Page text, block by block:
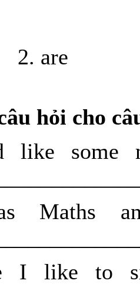
are
hỏi cho
I'd
I